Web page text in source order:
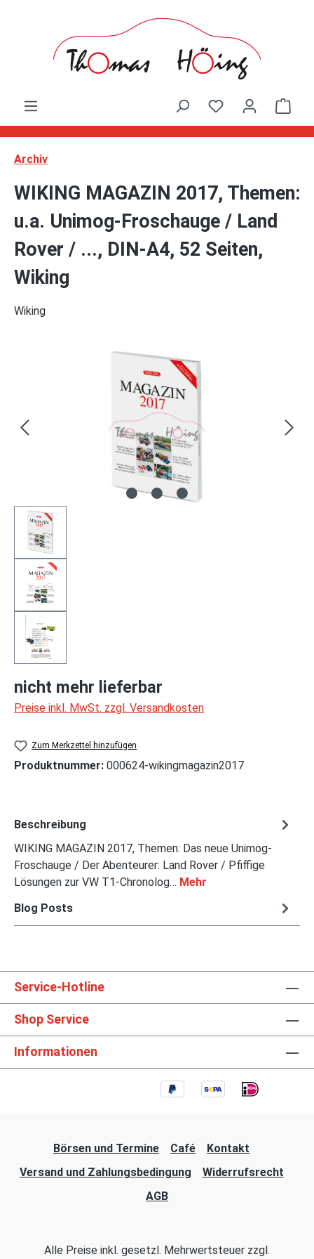
Archiv
WIKING MAGAZIN 2017, Themen:
u.a. Unimog-Froschauge / Land
Rover / ..., DIN-A4, 52 Seiten,
Wiking
Wiking
Bildergalerie überspringen
nicht mehr lieferbar
Preise inkl. MwSt. zzgl. Versandkosten
Zum Merkzettel hinzufügen
Produktnummer: 000624-wikingmagazin2017
Beschreibung
WIKING MAGAZIN 2017, Themen: Das neue Unimog-
Froschauge / Der Abenteurer: Land Rover / Pfiffige
Lösungen zur VW T1-Chronolog… Mehr
Blog Posts
Service-Hotline
Shop Service
Informationen
Börsen und Termine Café
Kontakt
Versand und Zahlungsbedingung
Widerrufsrecht
AGB
Alle Preise inkl. gesetzl. Mehrwertsteuer zzgl.